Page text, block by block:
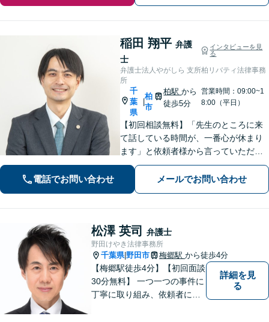
稲田 翔平 弁護
士
インタビューを見
る
弁護士法人やがしら 支所柏リバティ法律事務
所
千
葉
県
|
柏
市
柏駅から
徒歩5分
営業時間：09:00~1
8:00（平日）
【初回相談無料】「先生のところに来
て話している時間が、一番心が休まり
ます」と依頼者様から言っていただい
たこともありました。自身の交通事故
被害の経験も踏まえ、ご相談者様が納
得して前に進める解決を大切にしてい
電話でお問い合わせ メールでお問い合わせ
松澤 英司 弁護士
野田けやき法律事務所
千葉県| 野田市 梅郷駅 から徒歩4分
【梅郷駅徒歩4分】【初回面談
30分無料】 一つ一つの事件に
丁寧に取り組み、依頼者にと
詳細を見
る